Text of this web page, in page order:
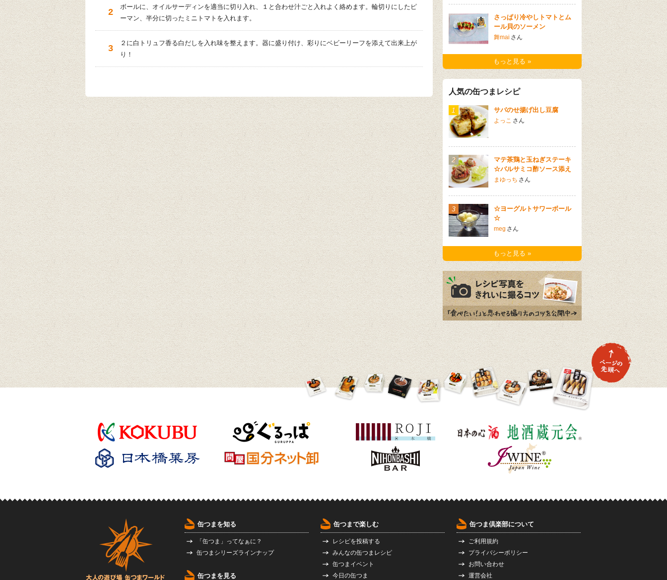
ボールに、オイルサーディンを適当に切り入れ、１と合わせ汁ごと入れよく絡めます。輪切りにしたピ
ーマン、半分に切ったミニトマトを入れます。
２に白トリュフ香る白だしを入れ味を整えます。器に盛り付け、彩りにベビーリーフを添えて出来上が
り！
さっぱり冷やしトマトとム
ール貝のソーメン
舞mai さん
もっと見る »
人気の缶つまレシピ
1 サバのせ揚げ出し豆腐
よっこ さん
2
マテ茶鶏と玉ねぎステーキ
☆バルサミコ酢ソース添え
まゆっち さん
3
☆ヨーグルトサワーボール
☆
meg さん
もっと見る »
缶つまを知る
「缶つま」ってなぁに？
缶つまシリーズラインナップ
缶つまを見る
缶つまで楽しむ
レシピを投稿する
みんなの缶つまレシピ
缶つまイベント
今日の缶つま
缶つま倶楽部について
ご利用規約
プライバシーポリシー
お問い合わせ
運営会社